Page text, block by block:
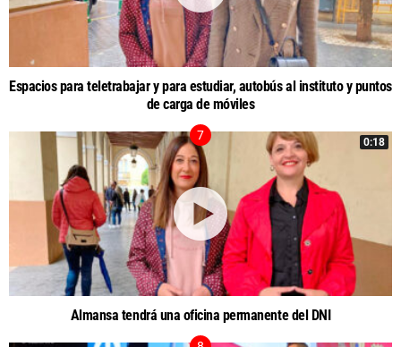
Espacios para teletrabajar y para estudiar, autobús al instituto y puntos
de carga de móviles
0:18
Almansa tendrá una oficina permanente del DNI